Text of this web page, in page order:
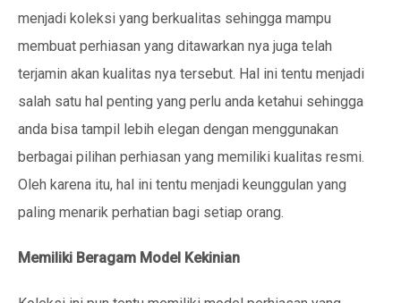
menjadi koleksi yang berkualitas sehingga mampu
membuat perhiasan yang ditawarkan nya juga telah
terjamin akan kualitas nya tersebut. Hal ini tentu menjadi
salah satu hal penting yang perlu anda ketahui sehingga
anda bisa tampil lebih elegan dengan menggunakan
berbagai pilihan perhiasan yang memiliki kualitas resmi.
Oleh karena itu, hal ini tentu menjadi keunggulan yang
paling menarik perhatian bagi setiap orang.
Memiliki Beragam Model Kekinian